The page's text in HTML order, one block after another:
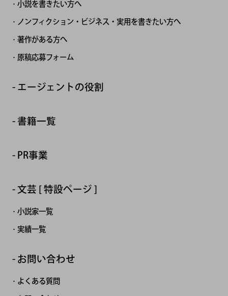
小説を書きたい方へ
ノンフィクション・ビジネス・実用を書きたい方へ
著作がある方へ
原稿応募フォーム
エージェントの役割
書籍一覧
PR事業
文芸 [ 特設ページ ]
小説家一覧
実績一覧
お問い合わせ
よくある質問